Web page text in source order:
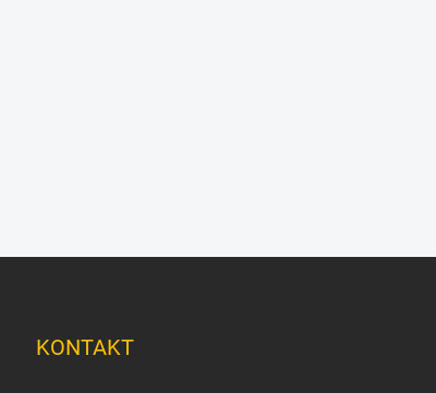
KONTAKT